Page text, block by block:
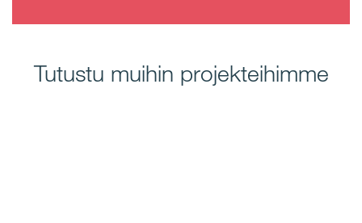
Tutustu muihin projekteihimme